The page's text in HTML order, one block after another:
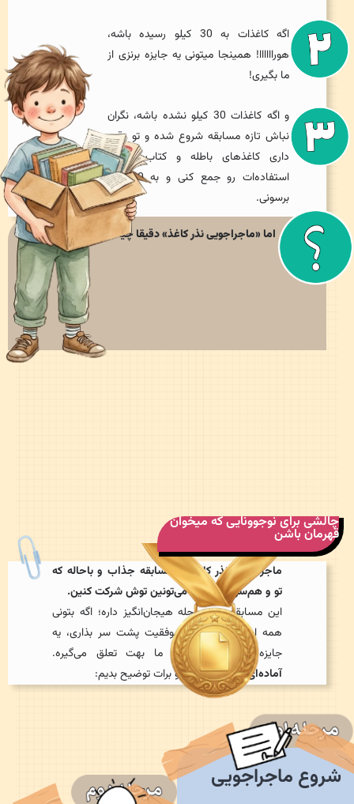
اگه کاغذات به 30 کیلو رسیده باشه،
هوراااااا! همینجا میتونی یه جایزه برنزی از
ما بگیری!
و اگه کاغذات 30 کیلو نشده باشه، نگران
نباش تازه مسابقه شروع شده و تو وقت
داری کاغذهای باطله و کتاب‌های بلا
استفاده‌ات رو جمع کنی و به 30 کیلو
برسونی.
اما «ماجراجویی نذر کاغذ» دقیقا چیه؟
چالشی برای نوجوونایی که میخوان
قهرمان باشن
ماجراجویی نذر کاغذ یه مسابقه جذاب و باحاله که
تو و هم‌سن و سالات می‌تونین توش شرکت کنین.
این مسابقه چند مرحله هیجان‌انگیز داره؛ اگه بتونی
همه این مراحل رو با موفقیت پشت سر بذاری، یه
جایزه ارزشمند از طرف ما بهت تعلق می‌گیره.
آماده‌ای؟؟؟بذار مراحل رو برات توضیح بدیم:
ماجراجویی